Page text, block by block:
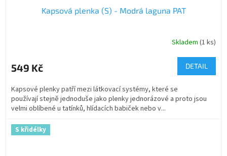
Kapsová plenka (S) - Modrá laguna PAT
Skladem (1 ks)
549 Kč DETAIL
Kapsové plenky patří mezi látkovací systémy, které se
používají stejně jednoduše jako plenky jednorázové a proto jsou
velmi oblíbené u tatínků, hlídacích babiček nebo v...
S křidélky